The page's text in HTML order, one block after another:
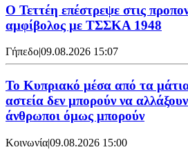
Ο Τεττέη επέστρεψε στις
αμφίβολος με ΤΣΣΚΑ 1948
Γήπεδο|09.08.2026 15:07
Το Κυπριακό μέσα από τα
αστεία δεν μπορούν να
άνθρωποι όμως μπορούν
Κοινωνία|09.08.2026 15:00